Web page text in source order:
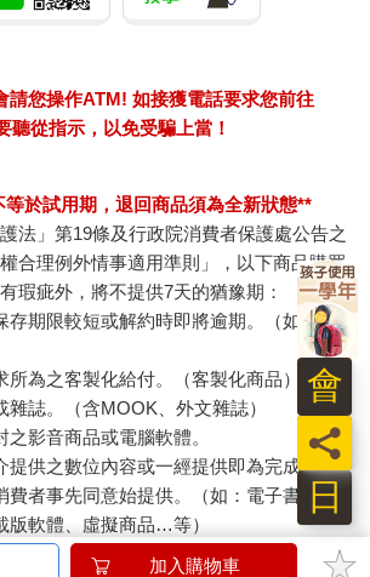
而且每個人的口味不同，有些客人就是喜
「妳到底在雞婆什麼？客人叫妳拿鹽巴，
到最誇張的話，沒想到領班居然緊接用三
於是我們狠狠大吵了一架。就在我還沒想到
師與領班時，廚師居然就先發制人，吵著吵
往我身上Ｋ，讓我忍不住嚎啕大哭！因為我
實在太大聲了，害得這位女生羞紅了臉，不
不是被鍋蓋Ｋ，也不是我媽媽被三字經問
鹽巴的客人居然也哭了！她一直哭著跟我
的錯！」讓我印象非常深刻，幾乎烙印在
會忘記！可是，整樁事件犯錯的人明明是廚
說對不起卻是無辜的客人呢？我越想越火
班舌戰，吵到最後，我氣得把工讀生制服扔
我不幹了！」
請您操作ATM! 如接獲電話要求您前往
聽從指示，以免受騙上當！
於試用期，退回商品須為全新狀態**
法」第19條及行政院消費者保護處公告之
權合理例外情事適用準則」，以下商品購買
瑕疵外，將不提供7天的猶豫期：
存期限較短或解約時即將逾期。（如：生
所為之客製化給付。（客製化商品）
雜誌。（含MOOK、外文雜誌）
之影音商品或電腦軟體。
提供之數位內容或一經提供即為完成之線
費者事先同意始提供。（如：電子書、電
版軟體、虛擬商品…等）
衛生用品。（如：內衣褲、刮鬍刀、除毛
加入購物車
日
員
會